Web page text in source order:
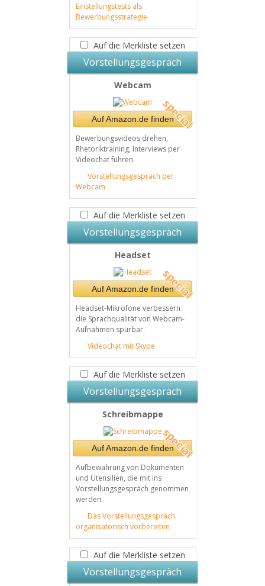
Einstellungstests als
Bewerbungsstrategie
Auf die Merkliste setzen
Vorstellungsgespräch
Webcam
Auf Amazon.de finden
Bewerbungsvideos drehen,
Rhetoriktraining, Interviews per
Videochat führen.
Vorstellungsgespräch per
Webcam
Auf die Merkliste setzen
Vorstellungsgespräch
Headset
Auf Amazon.de finden
Headset-Mikrofone verbessern
die Sprachqualität von Webcam-
Aufnahmen spürbar.
Videochat mit Skype
Auf die Merkliste setzen
Vorstellungsgespräch
Schreibmappe
Auf Amazon.de finden
Aufbewahrung von Dokumenten
und Utensilien, die mit ins
Vorstellungsgespräch genommen
werden.
Das Vorstellungsgespräch
organisatorisch vorbereiten
Auf die Merkliste setzen
Vorstellungsgespräch